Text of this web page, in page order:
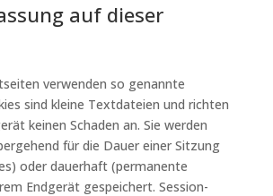
auf dieser
verwenden so genannte
sind kleine Textdateien und richten
keinen Schaden an. Sie werden
für die Dauer einer Sitzung
oder dauerhaft (permanente
Endgerät gespeichert. Session-